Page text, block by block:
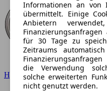
Hyundai
Informationen an von
übermittelt. Einige
Anbietern
für 30 Tage zu
Zeitraums
die Verwendung
solche erweiterten
nicht genutzt werden.